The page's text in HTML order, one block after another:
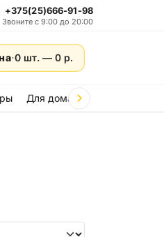
+375(25)666-91-98
Звоните с 9:00 до 20:00
·0 шт. — 0 р.
Для дома и дачи